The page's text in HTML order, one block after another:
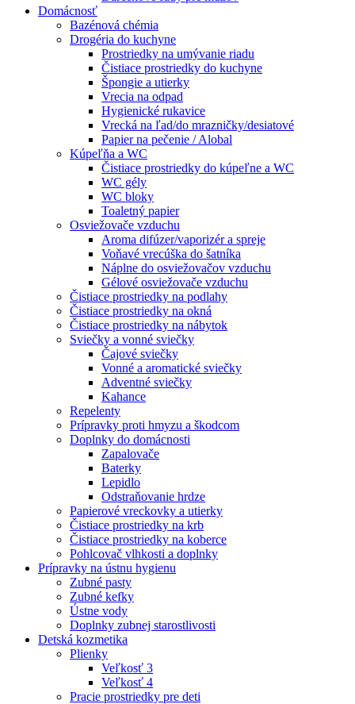
Domácnosť
Bazénová chémia
Drogéria do kuchyne
Prostriedky na umývanie riadu
Čistiace prostriedky do kuchyne
Špongie a utierky
Vrecia na odpad
Hygienické rukavice
Vrecká na ľad/do mrazničky/desiatové
Papier na pečenie / Alobal
Kúpeľňa a WC
Čistiace prostriedky do kúpeľne a WC
WC gély
WC bloky
Toaletný papier
Osviežovače vzduchu
Aroma difúzer/vaporizér a spreje
Voňavé vrecúška do šatníka
Náplne do osviežovačov vzduchu
Gélové osviežovače vzduchu
Čistiace prostriedky na podlahy
Čistiace prostriedky na okná
Čistiace prostriedky na nábytok
Sviečky a vonné sviečky
Čajové sviečky
Vonné a aromatické sviečky
Adventné sviečky
Kahance
Repelenty
Prípravky proti hmyzu a škodcom
Doplnky do domácnosti
Zapalovače
Baterky
Lepidlo
Odstraňovanie hrdze
Papierové vreckovky a utierky
Čistiace prostriedky na krb
Čistiace prostriedky na koberce
Pohlcovač vlhkosti a doplnky
Prípravky na ústnu hygienu
Zubné pasty
Zubné kefky
Ústne vody
Doplnky zubnej starostlivosti
Detská kozmetika
Plienky
Veľkosť 3
Veľkosť 4
Pracie prostriedky pre deti